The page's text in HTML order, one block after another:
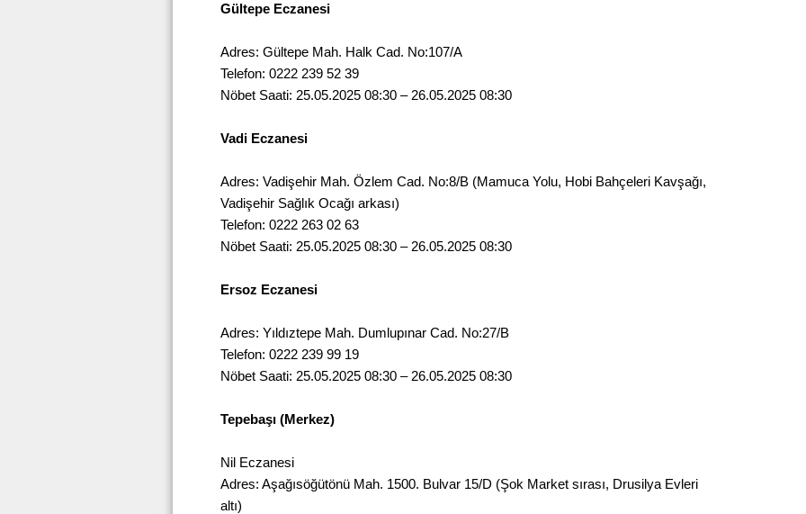
Gültepe Eczanesi
Adres: Gültepe Mah. Halk Cad. No:107/A
Telefon: 0222 239 52 39
Nöbet Saati: 25.05.2025 08:30 – 26.05.2025 08:30
Vadi Eczanesi
Adres: Vadişehir Mah. Özlem Cad. No:8/B (Mamuca Yolu, Hobi Bahçeleri Kavşağı,
Vadişehir Sağlık Ocağı arkası)
Telefon: 0222 263 02 63
Nöbet Saati: 25.05.2025 08:30 – 26.05.2025 08:30
Ersoz Eczanesi
Adres: Yıldıztepe Mah. Dumlupınar Cad. No:27/B
Telefon: 0222 239 99 19
Nöbet Saati: 25.05.2025 08:30 – 26.05.2025 08:30
Tepebaşı (Merkez)
Nil Eczanesi
Adres: Aşağısöğütönü Mah. 1500. Bulvar 15/D (Şok Market sırası, Drusilya Evleri
altı)